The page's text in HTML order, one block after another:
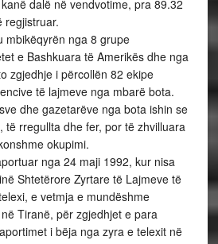
dalë në vendvotime, pra 89.32
regjistruar.
mbikëqyrën nga 8 grupe
e Bashkuara të Amerikës dhe nga
zgjedhje i përcollën 82 ekipe
të lajmeve nga mbarë bota.
dhe gazetarëve nga bota ishin se
të rregullta dhe fer, por të zhvilluara
okupimi.
nga 24 maji 1992, kur nisa
Shtetërore Zyrtare të Lajmeve të
e vetmja e mundëshme
Tiranë, për zgjedhjet e para
i bëja nga zyra e telexit në